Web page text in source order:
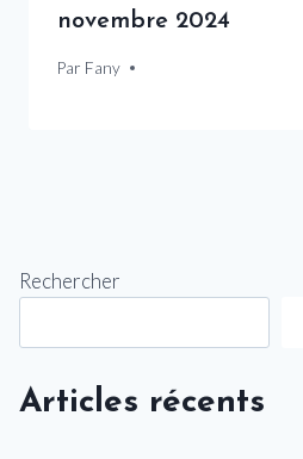
novembre 2024
Par Fany
12 novembre 2024
Rechercher
Articles récents